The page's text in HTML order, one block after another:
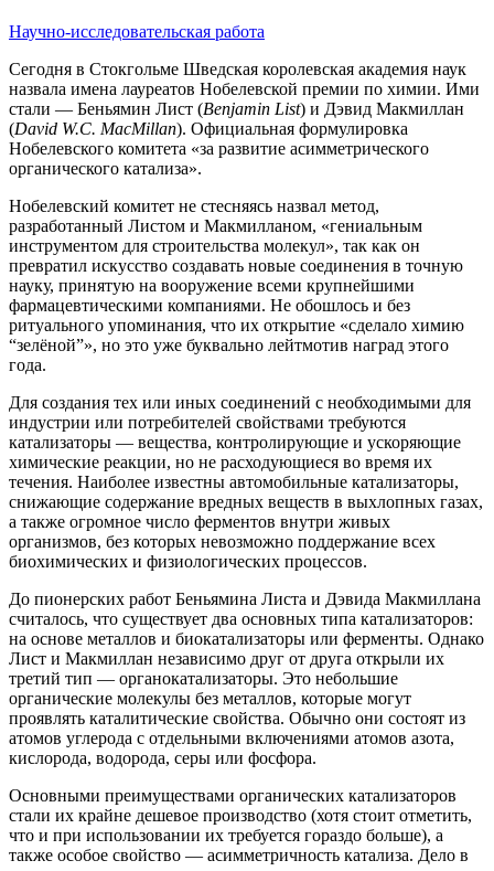
Научно-исследовательская работа
Сегодня в Стокгольме Шведская королевская академия наук
назвала имена лауреатов Нобелевской премии по химии. Ими
стали — Беньямин Лист (Benjamin List) и Дэвид Макмиллан
(David W.C. MacMillan). Официальная формулировка
Нобелевского комитета «за развитие асимметрического
органического катализа».
Нобелевский комитет не стесняясь назвал метод,
разработанный Листом и Макмилланом, «гениальным
инструментом для строительства молекул», так как он
превратил искусство создавать новые соединения в точную
науку, принятую на вооружение всеми крупнейшими
фармацевтическими компаниями. Не обошлось и без
ритуального упоминания, что их открытие «сделало химию
“зелёной”», но это уже буквально лейтмотив наград этого
года.
Для создания тех или иных соединений с необходимыми для
индустрии или потребителей свойствами требуются
катализаторы — вещества, контролирующие и ускоряющие
химические реакции, но не расходующиеся во время их
течения. Наиболее известны автомобильные катализаторы,
снижающие содержание вредных веществ в выхлопных газах,
а также огромное число ферментов внутри живых
организмов, без которых невозможно поддержание всех
биохимических и физиологических процессов.
До пионерских работ Беньямина Листа и Дэвида Макмиллана
считалось, что существует два основных типа катализаторов:
на основе металлов и биокатализаторы или ферменты. Однако
Лист и Макмиллан независимо друг от друга открыли их
третий тип — органокатализаторы. Это небольшие
органические молекулы без металлов, которые могут
проявлять каталитические свойства. Обычно они состоят из
атомов углерода с отдельными включениями атомов азота,
кислорода, водорода, серы или фосфора.
Основными преимуществами органических катализаторов
стали их крайне дешевое производство (хотя стоит отметить,
что и при использовании их требуется гораздо больше), а
также особое свойство — асимметричность катализа. Дело в